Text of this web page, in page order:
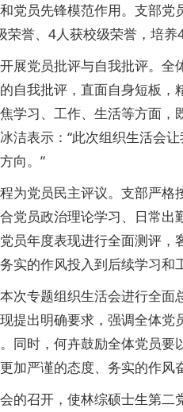
党员先锋模范作用。支部
荣誉、4人获校级荣誉，培
展党员批评与自我批评。
自我批评，直面自身短板
学习、工作、生活等方面
洁表示：“此次组织生活会
向。”
为党员民主评议。支部严
党员政治理论学习、日常
员年度表现进行全面测评
实的作风投入到后续学习和
次专题组织生活会进行全
提出明确要求，强调全体
同时，何卉鼓励全体党员
加严谨的态度、务实的作风
的召开，使林综硕士生第